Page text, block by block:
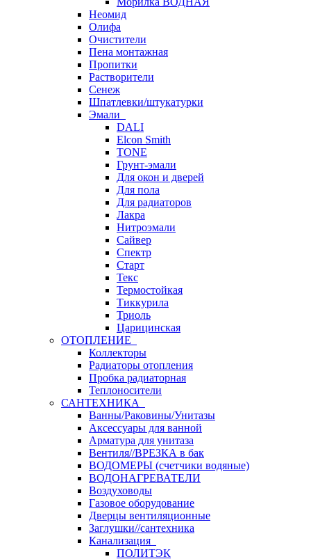
Неомид
Олифа
Очистители
Пена монтажная
Пропитки
Растворители
Сенеж
Шпатлевки/штукатурки
Эмали
DALI
Elcon Smith
TONE
Грунт-эмали
Для окон и дверей
Для пола
Для радиаторов
Лакра
Нитроэмали
Сайвер
Спектр
Старт
Текс
Термостойкая
Тиккурила
Триоль
Царицинская
ОТОПЛЕНИЕ
Коллекторы
Радиаторы отопления
Пробка радиаторная
Теплоносители
САНТЕХНИКА
Ванны/Раковины/Унитазы
Аксессуары для ванной
Арматура для унитаза
Вентиля//ВРЕЗКА в бак
ВОДОМЕРЫ (счетчики водяные)
ВОДОНАГРЕВАТЕЛИ
Воздуховоды
Газовое оборудование
Дверцы вентиляционные
Заглушки//сантехника
Канализация
ПОЛИТЭК